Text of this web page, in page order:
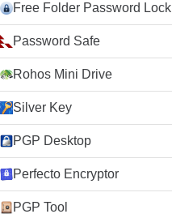
Free Folder Password Lock
Password Safe
Rohos Mini Drive
Silver Key
PGP Desktop
Perfecto Encryptor
PGP Tool